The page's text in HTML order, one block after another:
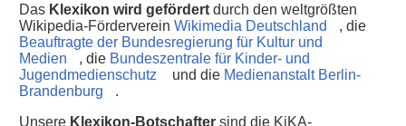
Das Klexikon wird gefördert durch den weltgrößten
Wikipedia-Förderverein Wikimedia Deutschland
, die
Beauftragte der Bundesregierung für Kultur und
Medien
, die Bundeszentrale für Kinder- und
Jugendmedienschutz
und die Medienanstalt Berlin-
Brandenburg
.
Unsere Klexikon-Botschafter sind die KiKA-